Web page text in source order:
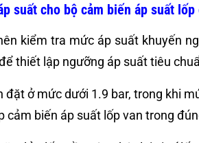
suất cho bộ cảm biến áp suất lốp
kiểm tra mức áp suất khuyến
thiết lập ngưỡng áp suất tiêu
đặt ở mức dưới 1.9 bar, trong khi
cảm biến áp suất lốp van trong